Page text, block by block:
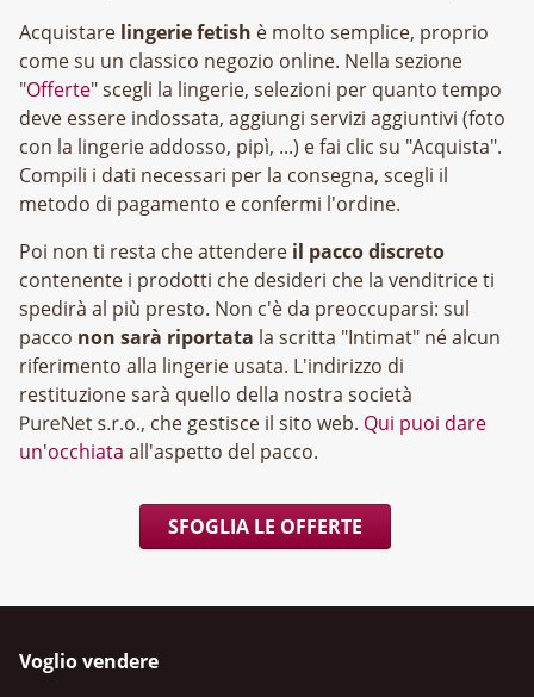
Acquistare lingerie fetish è molto semplice, proprio
come su un classico negozio online. Nella sezione
"Offerte" scegli la lingerie, selezioni per quanto tempo
deve essere indossata, aggiungi servizi aggiuntivi (foto
con la lingerie addosso, pipì, ...) e fai clic su "Acquista".
Compili i dati necessari per la consegna, scegli il
metodo di pagamento e confermi l'ordine.
Poi non ti resta che attendere il pacco discreto
contenente i prodotti che desideri che la venditrice ti
spedirà al più presto. Non c'è da preoccuparsi: sul
pacco non sarà riportata la scritta "Intimat" né alcun
riferimento alla lingerie usata. L'indirizzo di
restituzione sarà quello della nostra società
, che gestisce il sito web. Qui puoi dare
un'occhiata all'aspetto del pacco.
SFOGLIA LE OFFERTE
Voglio vendere